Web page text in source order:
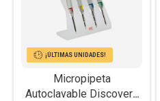
¡ÚLTIMAS UNIDADES!
Micropipeta
Autoclavable Discovery